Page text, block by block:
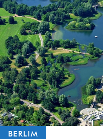
BERLIM